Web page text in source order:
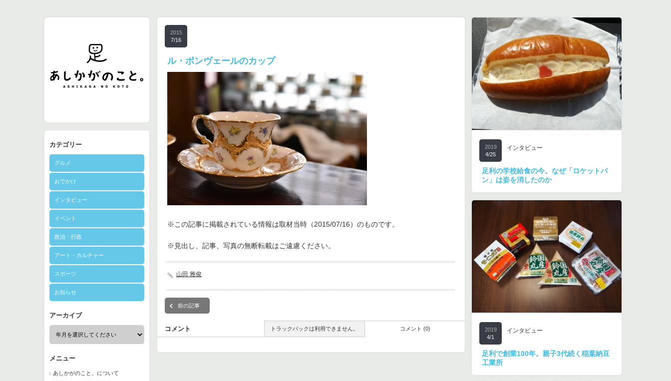
カテゴリー
グルメ
おでかけ
インタビュー
イベント
政治・行政
アート・カルチャー
スポーツ
お知らせ
アーカイブ
メニュー
あしかがのこと。について
2015
7/16
ル・ボンヴェールのカップ
※この記事に掲載されている情報は取材当時（2015/07/16）のものです。
※見出し、記事、写真の無断転載はご遠慮ください。
山田 雅俊
前の記事
コメント トラックバックは利用できません。 コメント (0)
2019
4/25
インタビュー
足利の学校給食の今。なぜ「ロケットパ
ン」は姿を消したのか
2019
4/1
インタビュー
足利で創業100年。親子3代続く稲葉納豆
工業所